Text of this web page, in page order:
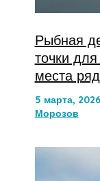
Рыбная
точки
места
5 марта, 2026
Морозов